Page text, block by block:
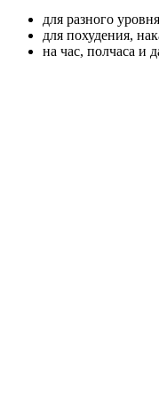
для разного
для похудения,
на час, полчаса и